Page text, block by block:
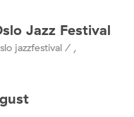
Jazz Festival
jazzfestival / ,